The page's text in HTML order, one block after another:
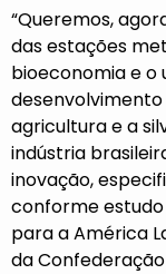
“Queremos,
das estações
bioeconomia e o
agricultura e a
indústria
inovação,
conforme
para a América
da